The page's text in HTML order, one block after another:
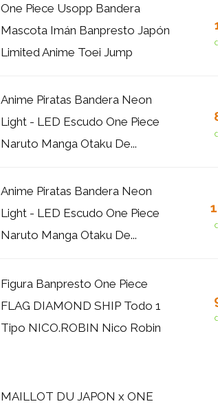
One Piece Usopp Bandera
Mascota Imán Banpresto Japón
Limited Anime Toei Jump
Anime Piratas Bandera Neon
Light - LED Escudo One Piece
Naruto Manga Otaku De...
Anime Piratas Bandera Neon
Light - LED Escudo One Piece
Naruto Manga Otaku De...
Figura Banpresto One Piece
FLAG DIAMOND SHIP Todo 1
Tipo NICO.ROBIN Nico Robin
MAILLOT DU JAPON x ONE